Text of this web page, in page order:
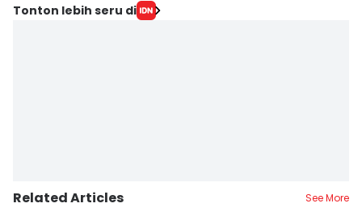
Editor
Tonton lebih seru di
Related Articles See More